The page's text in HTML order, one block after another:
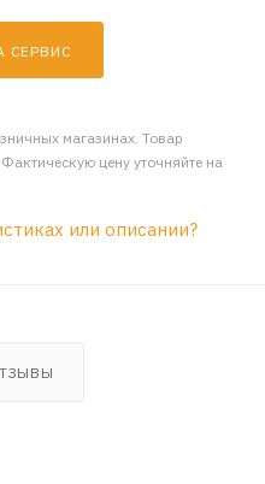
СЕРВИС
магазинах. Товар
цену уточняйте на
или описании?